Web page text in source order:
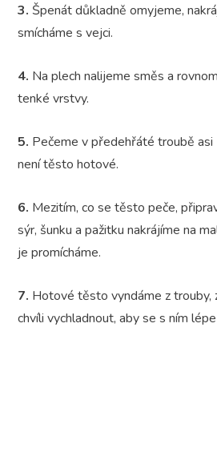
3. Špenát důkladně omyjeme,
smícháme s vejci.
4. Na plech nalijeme směs a
tenké vrstvy.
5. Pečeme v předehřáté troubě
není těsto hotové.
6. Mezitím, co se těsto peče,
sýr, šunku a pažitku nakrájíme na
je promícháme.
7. Hotové těsto vyndáme z trouby,
chvíli vychladnout, aby se s ním